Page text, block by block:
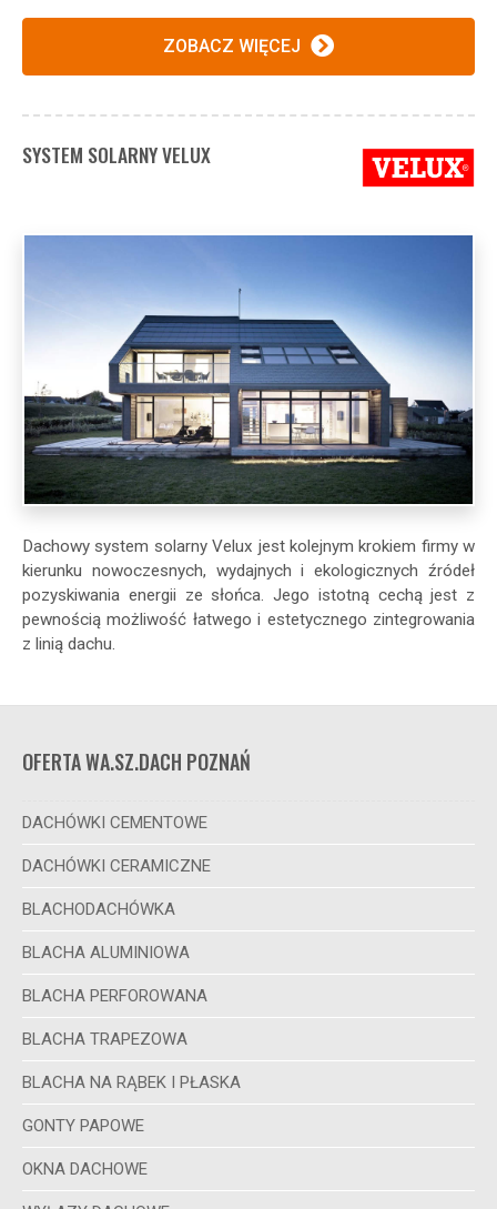
ZOBACZ WIĘCEJ
SYSTEM SOLARNY VELUX
Dachowy system solarny Velux jest kolejnym krokiem firmy w
kierunku nowoczesnych, wydajnych i ekologicznych źródeł
pozyskiwania energii ze słońca. Jego istotną cechą jest z
pewnością możliwość łatwego i estetycznego zintegrowania
z linią dachu.
OFERTA WA.SZ.DACH POZNAŃ
DACHÓWKI CEMENTOWE
DACHÓWKI CERAMICZNE
BLACHODACHÓWKA
BLACHA ALUMINIOWA
BLACHA PERFOROWANA
BLACHA TRAPEZOWA
BLACHA NA RĄBEK I PŁASKA
GONTY PAPOWE
OKNA DACHOWE